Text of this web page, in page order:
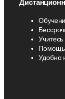
Помощь
Удобно